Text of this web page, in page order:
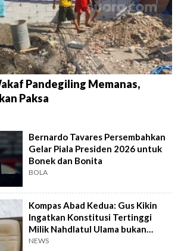
Pandegiling Memanas,
Paksa
Bernardo Tavares Persembahkan
Gelar Piala Presiden 2026 untuk
Bonek dan Bonita
BOLA
Kompas Abad Kedua: Gus Kikin
Ingatkan Konstitusi Tertinggi
Milik Nahdlatul Ulama bukan
AD/ART
NEWS